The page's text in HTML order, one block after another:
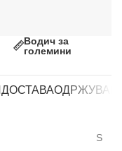
Водич за
големини
ДОСТАВА
S